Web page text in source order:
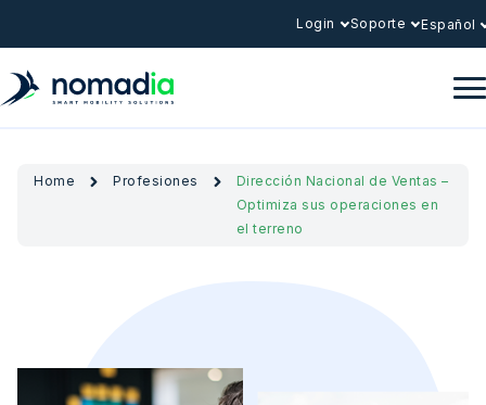
Login Soporte Español
Home Profesiones
Dirección Nacional de Ventas –
Optimiza sus operaciones en
el terreno